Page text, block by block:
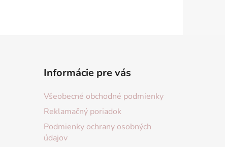
Informácie pre vás
Všeobecné obchodné podmienky
Reklamačný poriadok
Podmienky ochrany osobných
údajov